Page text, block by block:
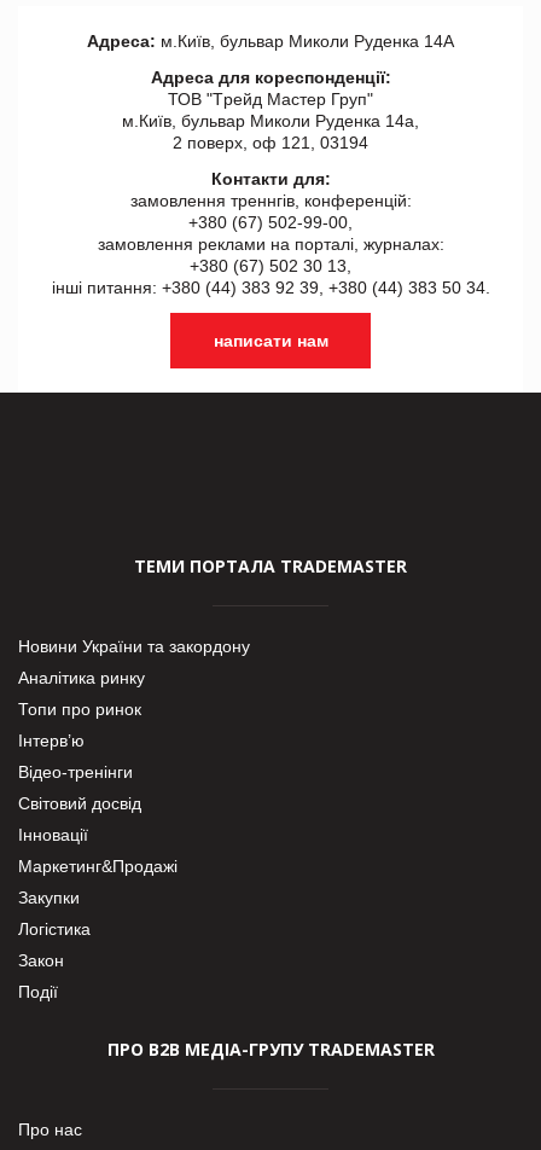
Адреса: м.Київ, бульвар Миколи Руденка 14А
Адреса для кореспонденції:
ТОВ "Tрейд Мастер Груп"
м.Київ, бульвар Миколи Руденка 14а,
2 поверх, оф 121, 03194
Контакти для:
замовлення треннгів, конференцій:
+380 (67) 502-99-00,
замовлення реклами на порталі, журналах:
+380 (67) 502 30 13,
інші питання: +380 (44) 383 92 39, +380 (44) 383 50 34.
написати нам
ТЕМИ ПОРТАЛА TRADEMASTER
Новини України та закордону
Аналітика ринку
Топи про ринок
Інтерв’ю
Відео-тренінги
Світовий досвід
Інновації
Маркетинг&Продажі
Закупки
Логістика
Закон
Події
ПРО В2В МЕДІА-ГРУПУ TRADEMASTER
Про нас